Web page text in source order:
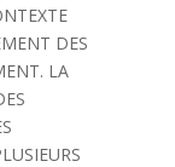
DES
LA